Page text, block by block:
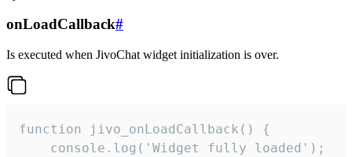
onLoadCallback#
Is executed when JivoChat widget initialization is over.
function jivo_onLoadCallback() {
    console.log('Widget fully loaded');